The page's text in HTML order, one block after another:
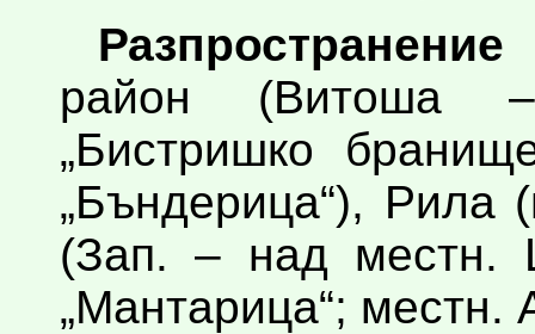
район (Витоша –
„Бистришко
„Бъндерица“), Рила
(Зап. – над местн.
„Мантарица“; местн.